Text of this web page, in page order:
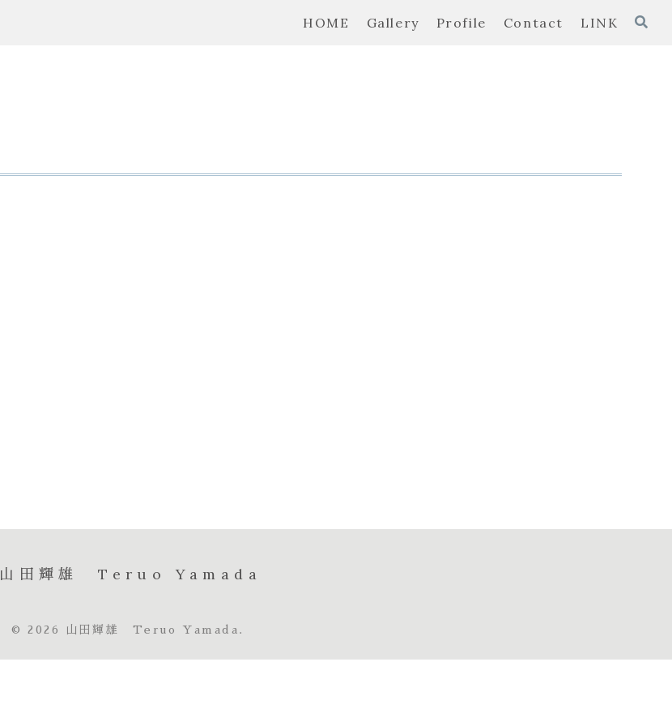
HOME Gallery Profile Contact LINK
山田輝雄 Teruo Yamada
© 2026 山田輝雄 Teruo Yamada.